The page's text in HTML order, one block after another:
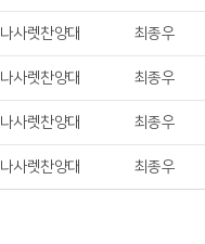
나사렛찬양대 최종우
나사렛찬양대 최종우
나사렛찬양대 최종우
나사렛찬양대 최종우